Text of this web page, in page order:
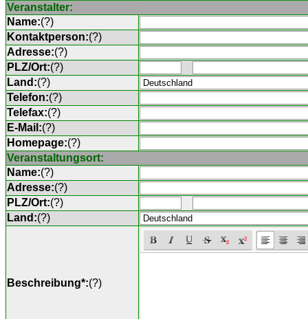
Veranstalter:
Name:(?)
Kontaktperson:(?)
Adresse:(?)
PLZ/Ort:(?)
Land:(?)
Telefon:(?)
Telefax:(?)
E-Mail:(?)
Homepage:(?)
Veranstaltungsort:
Name:(?)
Adresse:(?)
PLZ/Ort:(?)
Land:(?)
Beschreibung*:(?)